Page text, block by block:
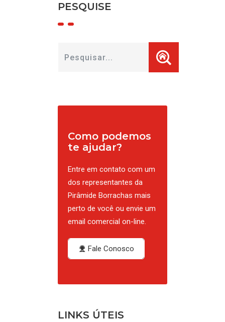
PESQUISE
Como podemos
te ajudar?
Entre em contato com um
dos representantes da
Pirâmide Borrachas mais
perto de você ou envie um
email comercial on-line.
Fale Conosco
LINKS ÚTEIS